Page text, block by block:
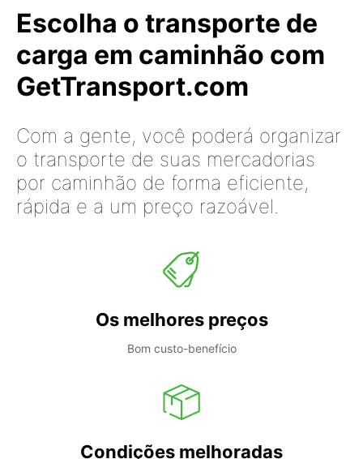
Escolha o transporte de
carga em caminhão com
GetTransport.com
Com a gente, você poderá organizar
o transporte de suas mercadorias
por caminhão de forma eficiente,
rápida e a um preço razoável.
Os melhores preços
Bom custo-benefício
Condições melhoradas